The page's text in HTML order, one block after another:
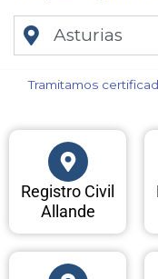
Asturias
Tramitamos
Registro Civil
Allande